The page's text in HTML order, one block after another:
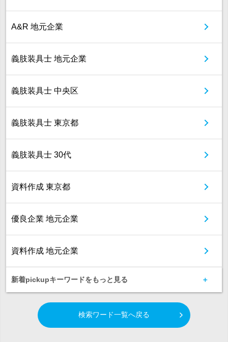
A&R 地元企業
義肢装具士 地元企業
義肢装具士 中央区
義肢装具士 東京都
義肢装具士 30代
資料作成 東京都
優良企業 地元企業
資料作成 地元企業
新着pickupキーワードをもっと見る
検索ワード一覧へ戻る